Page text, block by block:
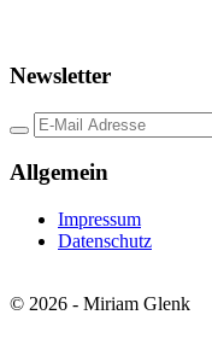
Newsletter
Allgemein
Impressum
Datenschutz
© 2026 - Miriam Glenk